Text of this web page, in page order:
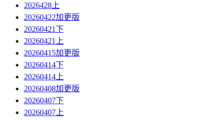
2026428上
20260422加更版
20260421下
20260421上
20260415加更版
20260414下
20260414上
20260408加更版
20260407下
20260407上